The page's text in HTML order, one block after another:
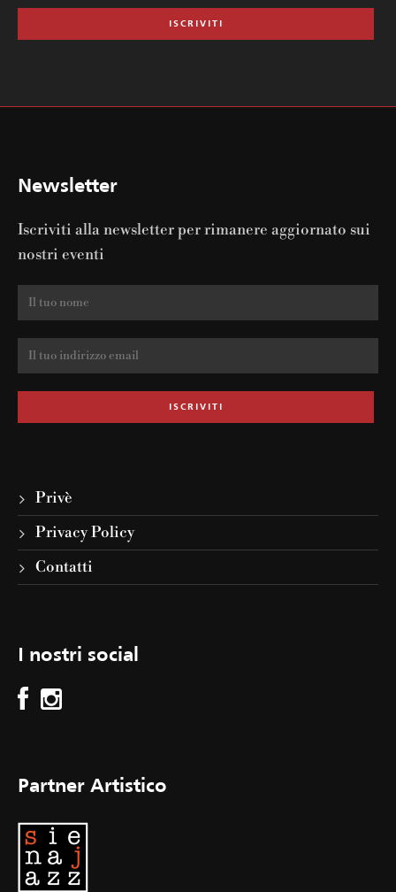
Newsletter
Iscriviti alla newsletter per rimanere aggiornato sui
nostri eventi
Privè
Privacy Policy
Contatti
I nostri social
Partner Artistico